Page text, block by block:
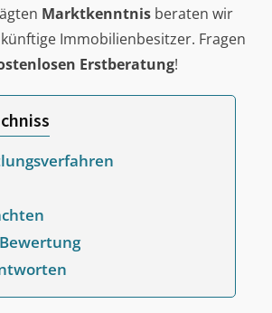
Marktkenntnis beraten wir
Immobilienbesitzer. Fragen
Erstberatung!